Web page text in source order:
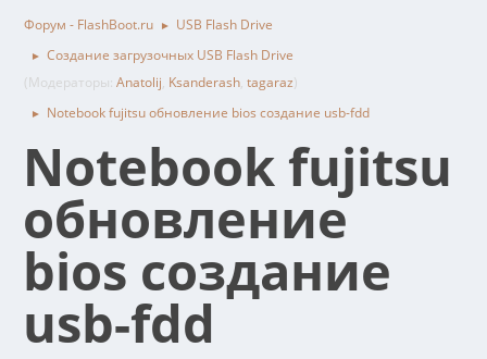
Форум - FlashBoot.ru ► USB Flash Drive
►
Создание загрузочных USB Flash Drive
(Модераторы: Anatolij, Ksanderash, tagaraz)
► Notebook fujitsu обновление bios создание usb-fdd
Notebook fujitsu
обновление
bios создание
usb-fdd